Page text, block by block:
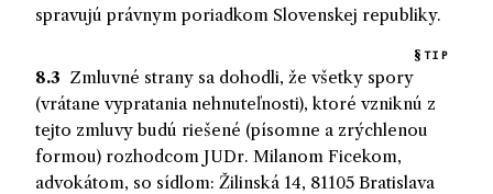
spravujú právnym poriadkom Slovenskej republiky.
TIP
8.3 Zmluvné strany sa dohodli, že všetky spory
(vrátane vypratania nehnuteľnosti), ktoré vzniknú z
tejto zmluvy budú riešené (písomne a zrýchlenou
formou) rozhodcom JUDr. Milanom Ficekom,
advokátom, so sídlom: Žilinská 14, 81105 Bratislava